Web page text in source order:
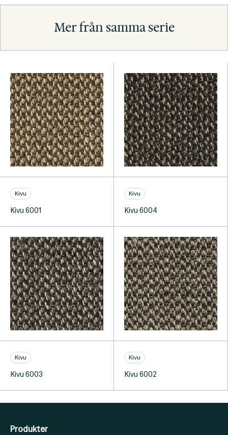
Mer från samma serie
Kivu
Kivu 6001
Kivu
Kivu 6004
Kivu
Kivu 6003
Kivu
Kivu 6002
Produkter